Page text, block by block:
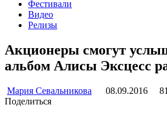
Фестивали
Видео
Релизы
Акционеры смогут
альбом Алисы Эксцесс
Мария Севальникова 08.09.2016
Поделиться